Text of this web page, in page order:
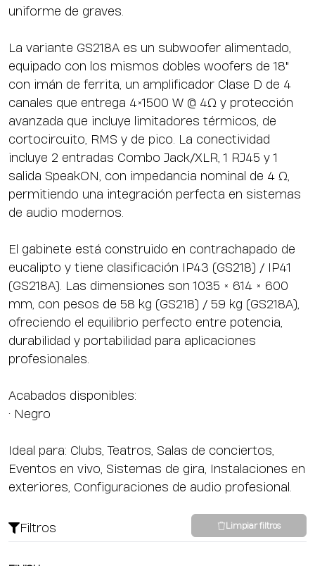
uniforme de graves.
La variante GS218A es un subwoofer alimentado,
equipado con los mismos dobles woofers de 18"
con imán de ferrita, un amplificador Clase D de 4
canales que entrega 4×1500 W @ 4Ω y protección
avanzada que incluye limitadores térmicos, de
cortocircuito, RMS y de pico. La conectividad
incluye 2 entradas Combo Jack/XLR, 1 RJ45 y 1
salida SpeakON, con impedancia nominal de 4 Ω,
permitiendo una integración perfecta en sistemas
de audio modernos.
El gabinete está construido en contrachapado de
eucalipto y tiene clasificación IP43 (GS218) / IP41
(GS218A). Las dimensiones son 1035 × 614 × 600
mm, con pesos de 58 kg (GS218) / 59 kg (GS218A),
ofreciendo el equilibrio perfecto entre potencia,
durabilidad y portabilidad para aplicaciones
profesionales.
Acabados disponibles:
• Negro
Ideal para: Clubs, Teatros, Salas de conciertos,
Eventos en vivo, Sistemas de gira, Instalaciones en
exteriores, Configuraciones de audio profesional.
Filtros Limpiar filtros